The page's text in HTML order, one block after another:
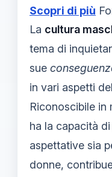
Scopri di più
La cultura
tema di
sue
in vari aspetti
Riconoscibile in
ha la capacità
aspettative sia
donne,